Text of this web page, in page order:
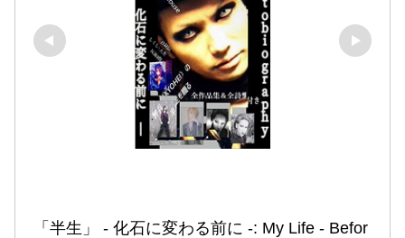
「半生」 ‐ 化石に変わる前に ‐: My Life ‐ Befor